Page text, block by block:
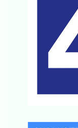
Шесть новых
03 августа 2026
Уроки
Ленобласть
десантных
02 августа 2026
02 августа 2026